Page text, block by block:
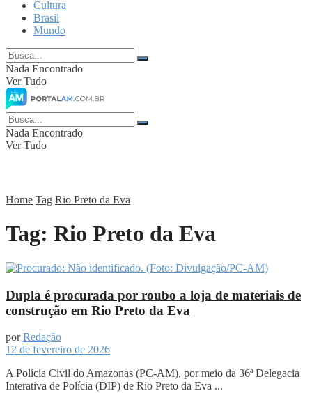
Cultura
Brasil
Mundo
Nada Encontrado
Ver Tudo
Nada Encontrado
Ver Tudo
Home Tag Rio Preto da Eva
Tag: Rio Preto da Eva
Dupla é procurada por roubo a loja de materiais de
construção em Rio Preto da Eva
por Redação
12 de fevereiro de 2026
A Polícia Civil do Amazonas (PC-AM), por meio da 36ª Delegacia
Interativa de Polícia (DIP) de Rio Preto da Eva ...